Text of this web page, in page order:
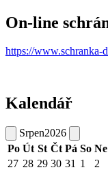
On-line
https://www.schranka-
Kalendář
Srpen2026
Po Út St Čt Pá So Ne
27 28 29 30 31 1
2